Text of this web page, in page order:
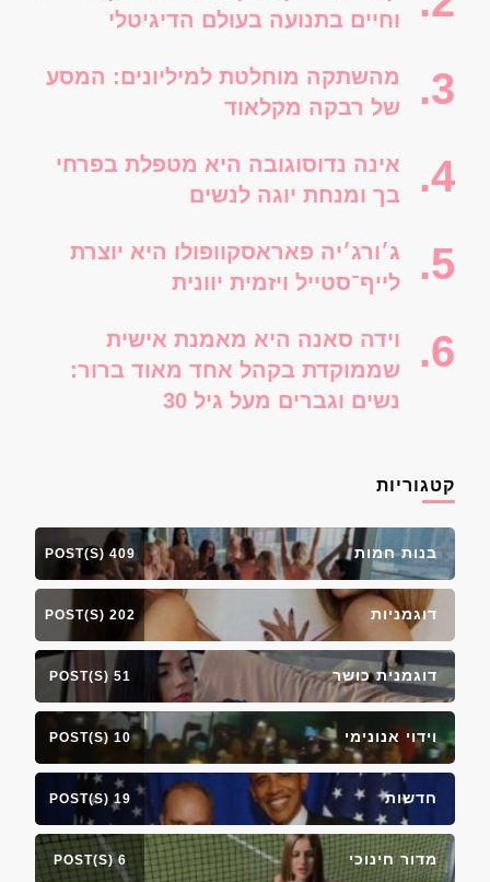
וחיים בתנועה בעולם הדיגיטלי
מהשתקה מוחלטת למיליונים: המסע
של רבקה מקלאוד
אינה נדוסוגובה היא מטפלת בפרחי
בך ומנחת יוגה לנשים
ג׳ורג׳יה פאראסקוופולו היא יוצרת
לייף־סטייל ויזמית יוונית
וידה סאנה היא מאמנת אישית
שממוקדת בקהל אחד מאוד ברור:
נשים וגברים מעל גיל 30
קטגוריות
בנות חמות 409 POST(S)
דוגמניות 202 POST(S)
דוגמנית כושר 51 POST(S)
וידוי אנונימי 10 POST(S)
חדשות 19 POST(S)
מדור חינוכי 6 POST(S)